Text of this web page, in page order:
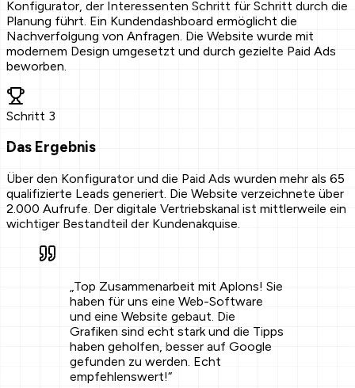
Konfigurator, der Interessenten Schritt für Schritt durch die
Planung führt. Ein Kundendashboard ermöglicht die
Nachverfolgung von Anfragen. Die Website wurde mit
modernem Design umgesetzt und durch gezielte Paid Ads
beworben.
Schritt 3
Das Ergebnis
Über den Konfigurator und die Paid Ads wurden mehr als 65
qualifizierte Leads generiert. Die Website verzeichnete über
2.000 Aufrufe. Der digitale Vertriebskanal ist mittlerweile ein
wichtiger Bestandteil der Kundenakquise.
„Top Zusammenarbeit mit Aplons! Sie
haben für uns eine Web-Software
und eine Website gebaut. Die
Grafiken sind echt stark und die Tipps
haben geholfen, besser auf Google
gefunden zu werden. Echt
empfehlenswert!“